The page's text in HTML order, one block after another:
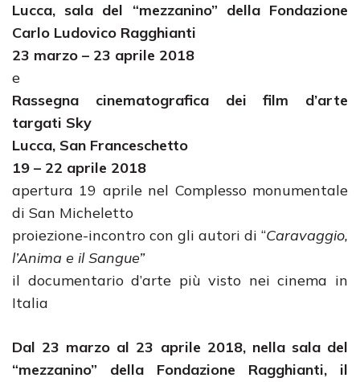
Lucca, sala del “mezzanino” della Fondazione
Carlo Ludovico Ragghianti
23 marzo – 23 aprile 2018
e
Rassegna cinematografica dei film d’arte
targati Sky
Lucca, San Franceschetto
19 – 22 aprile 2018
apertura 19 aprile nel Complesso monumentale
di San Micheletto
proiezione-incontro con gli autori di “Caravaggio,
l’Anima e il Sangue”
il documentario d’arte più visto nei cinema in
Italia
Dal 23 marzo al 23 aprile 2018, nella sala del
“mezzanino” della Fondazione Ragghianti, il